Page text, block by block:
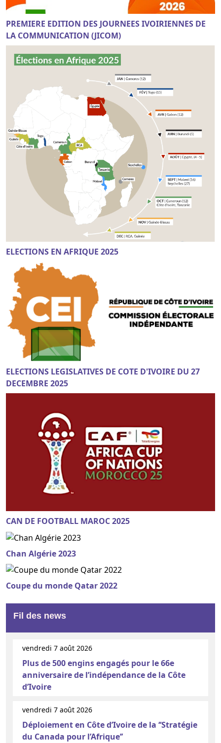
PREMIERE EDITION DES JOURNEES IVOIRIENNES DE
LA COMMUNICATION (JICOM)
ELECTIONS EN AFRIQUE 2025
ELECTIONS LEGISLATIVES DE COTE D'IVOIRE DU 27
DECEMBRE 2025
CAN DE FOOTBALL MAROC 2025
Chan Algérie 2023
Coupe du monde Qatar 2022
Fil des news
vendredi 7 août 2026
Plus de 500 engins engagés pour le 66e
anniversaire de l’indépendance de la Côte
d’Ivoire
vendredi 7 août 2026
Déploiement en Côte d’Ivoire de la ‘‘Stratégie
du Canada pour l’Afrique’’